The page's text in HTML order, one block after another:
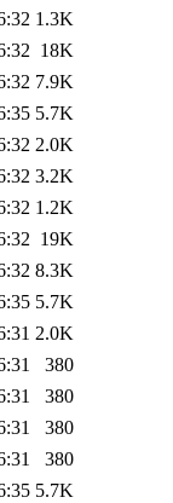
1.3K
18K
7.9K
5.7K
2.0K
3.2K
1.2K
19K
8.3K
5.7K
2.0K
380
380
380
380
5.7K